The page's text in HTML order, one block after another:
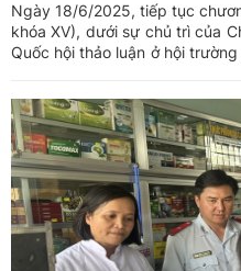
Ngày 18/6/2025, tiếp tục
khóa XV), dưới sự chủ trì của
Quốc hội thảo luận ở hội